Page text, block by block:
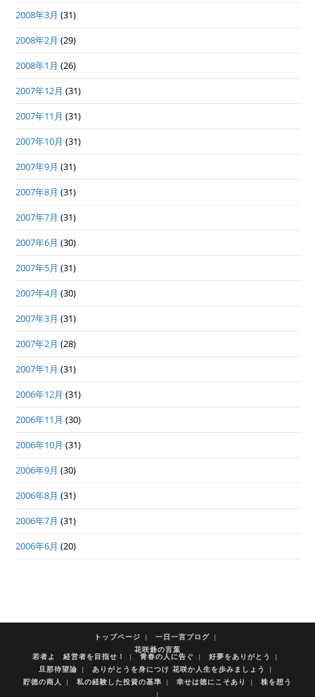
2008年3月 (31)
2008年2月 (29)
2008年1月 (26)
2007年12月 (31)
2007年11月 (31)
2007年10月 (31)
2007年9月 (31)
2007年8月 (31)
2007年7月 (31)
2007年6月 (30)
2007年5月 (31)
2007年4月 (30)
2007年3月 (31)
2007年2月 (28)
2007年1月 (31)
2006年12月 (31)
2006年11月 (30)
2006年10月 (31)
2006年9月 (30)
2006年8月 (31)
2006年7月 (31)
2006年6月 (20)
トップページ
一日一言ブログ
花咲爺の言葉
若者よ 経営者を目指せ！ 青春の人に告ぐ
好夢をありがとう
旦那待望論
ありがとうを身につけ 花咲か人生を歩みましょう
貯徳の商人
私の経験した投資の基準 幸せは徳にこそあり 株を想う